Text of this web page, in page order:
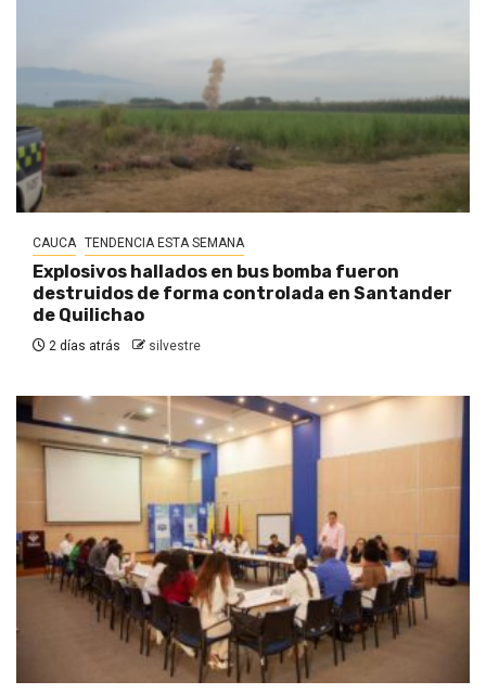
CAUCA TENDENCIA ESTA SEMANA
Explosivos hallados en bus bomba fueron
destruidos de forma controlada en Santander
de Quilichao
2 días atrás silvestre